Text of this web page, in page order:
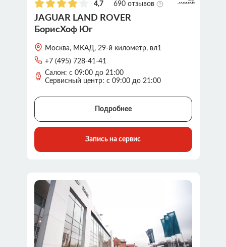
4,7 690 отзывов
JAGUAR LAND ROVER
БорисХоф Юг
Москва, МКАД, 29-й километр, вл1
+7 (495) 728-41-41
Салон: с 09:00 до 21:00
Сервисный центр: с 09:00 до 21:00
Подробнее
Запись на сервис